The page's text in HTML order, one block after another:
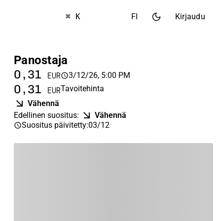
⌘ K FI Kirjaudu
Panostaja
0,31 EUR 3/12/26, 5:00 PM
0,31 EURTavoitehinta
Vähennä
Edellinen suositus:
Vähennä
Suositus päivitetty:03/12